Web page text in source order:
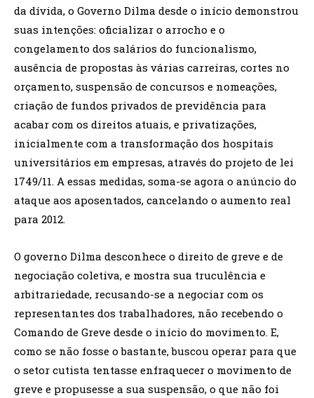
da dívida, o Governo Dilma desde o início demonstrou
suas intenções: oficializar o arrocho e o
congelamento dos salários do funcionalismo,
ausência de propostas às várias carreiras, cortes no
orçamento, suspensão de concursos e nomeações,
criação de fundos privados de previdência para
acabar com os direitos atuais, e privatizações,
inicialmente com a transformação dos hospitais
universitários em empresas, através do projeto de lei
1749/11. A essas medidas, soma-se agora o anúncio do
ataque aos aposentados, cancelando o aumento real
para 2012.
O governo Dilma desconhece o direito de greve e de
negociação coletiva, e mostra sua truculência e
arbitrariedade, recusando-se a negociar com os
representantes dos trabalhadores, não recebendo o
Comando de Greve desde o início do movimento. E,
como se não fosse o bastante, buscou operar para que
o setor cutista tentasse enfraquecer o movimento de
greve e propusesse a sua suspensão, o que não foi